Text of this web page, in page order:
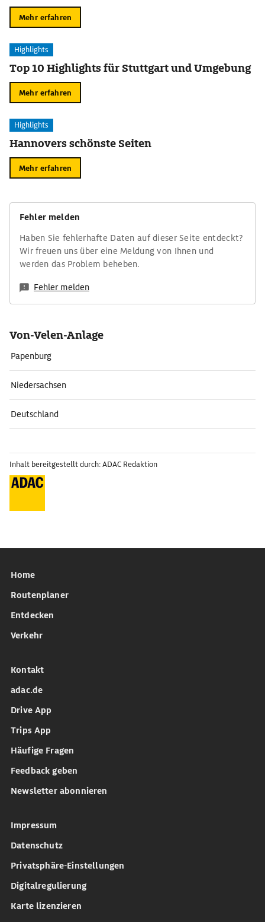
Mehr erfahren
Highlights
Top 10 Highlights für Stuttgart und Umgebung
Mehr erfahren
Highlights
Hannovers schönste Seiten
Mehr erfahren
Fehler melden
Haben Sie fehlerhafte Daten auf dieser Seite entdeckt?
Wir freuen uns über eine Meldung von Ihnen und
werden das Problem beheben.
Fehler melden
Von-Velen-Anlage
Papenburg
Niedersachsen
Deutschland
Inhalt bereitgestellt durch: ADAC Redaktion
Home
Routenplaner
Entdecken
Verkehr
Kontakt
adac.de
Drive App
Trips App
Häufige Fragen
Feedback geben
Newsletter abonnieren
Impressum
Datenschutz
Privatsphäre-Einstellungen
Digitalregulierung
Karte lizenzieren